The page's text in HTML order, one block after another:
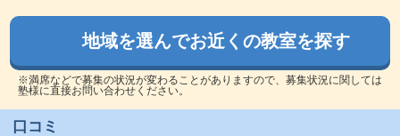
地域を選んでお近くの教室を探す
※満席などで募集の状況が変わることがありますので、募集状況に関しては
塾様に直接お問い合わせください。
口コミ